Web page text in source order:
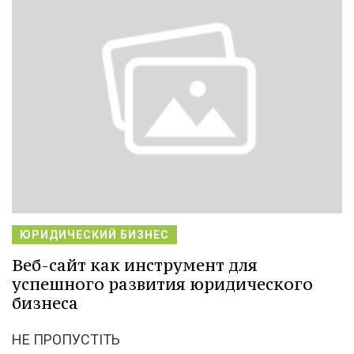
ЮРИДИЧЕСКИЙ БИЗНЕС
Веб-сайт как инструмент для
успешного развития юридического
бизнеса
НЕ ПРОПУСТІТЬ